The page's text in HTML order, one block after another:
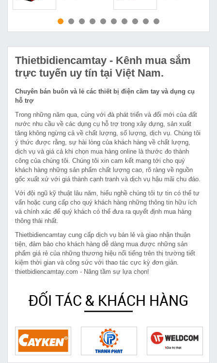
MUA NGAY MUA NGAY
Thietbidiencamtay - Kênh mua sắm
trực tuyến uy tín tại Việt Nam.
Chuyên bán buôn và lẻ các thiết bị điện cầm tay và dụng cụ
hỗ trợ
Trong những năm qua, cùng với đà phát triển và đổi mới của đất
nước nhu cầu về các dụng cụ hỗ trợ trong xây dựng, sản xuất
tăng không ngừng cả về chất lượng, số lượng, dịch vụ. Chúng tôi
ý thức được rằng, sự hài lòng của khách hàng về chất lượng,
dịch vụ và giá cả khi chọn mua hàng online là thước đo thành
công của chúng tôi. Chúng tôi xin cam kết mang tới cho quý
khách hàng những sản phẩm chất lượng cao, rõ ràng về nguồn
gốc xuất xứ với giá thành cạnh tranh và dịch vụ hậu mãi chu đáo.
Với đội ngũ kỹ thuật lâu năm, hiểu nghề chúng tôi tự tin có thể tư
vấn hoặc cung cấp cho quý khách hàng những thông tin hữu ích
và chính xác để quý khách có thể đưa ra quyết định mua hàng
thông thái nhất.
Thietbidiencamtay cung cấp dịch vụ bán lẻ và giao nhận thuận
tiện, đảm bảo cho khách hàng dễ dàng mua được những sản
phẩm giá rẻ của những thương hiệu nổi tiếng trên thị trường tiết
kiệm thời gian và công sức với thao tác cực kỳ đơn giản.
thietbidiencamtay.com - Nâng tầm sự lựa chọn!
ĐỐI TÁC & KHÁCH HÀNG